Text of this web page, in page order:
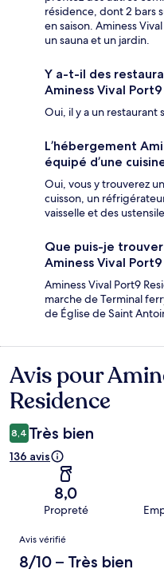
résidence, dont 2 bars
en saison. Aminess
un sauna et un jardin.
Y a-t-il des
Aminess Vival
Oui, il y a un restaurant
L’hébergement
équipé d’une
Oui, vous y trouverez
cuisson, un
vaisselle et des
Que puis-je
Aminess Vival
Aminess Vival Port9
marche de Terminal
de Église de Saint
Avis
Avis pour
Residence
8,4 Très bien
136 avis
8,0
Propreté
Avis
Avis vérifié
8/10 – Très bien